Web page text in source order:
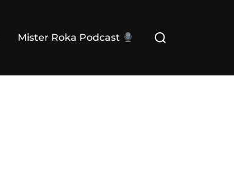
Mister Roka Podcast
Buscar: